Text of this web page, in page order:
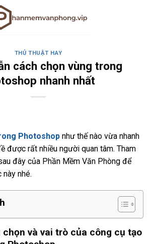
THỦ THUẬT HAY
cách chọn vùng trong
nhanh nhất
Photoshop như thế nào vừa nhanh
được rất nhiều người quan tâm. Tham
đây của Phần Mềm Văn Phòng để
này nhé.
chọn và vai trò của công cụ tạo